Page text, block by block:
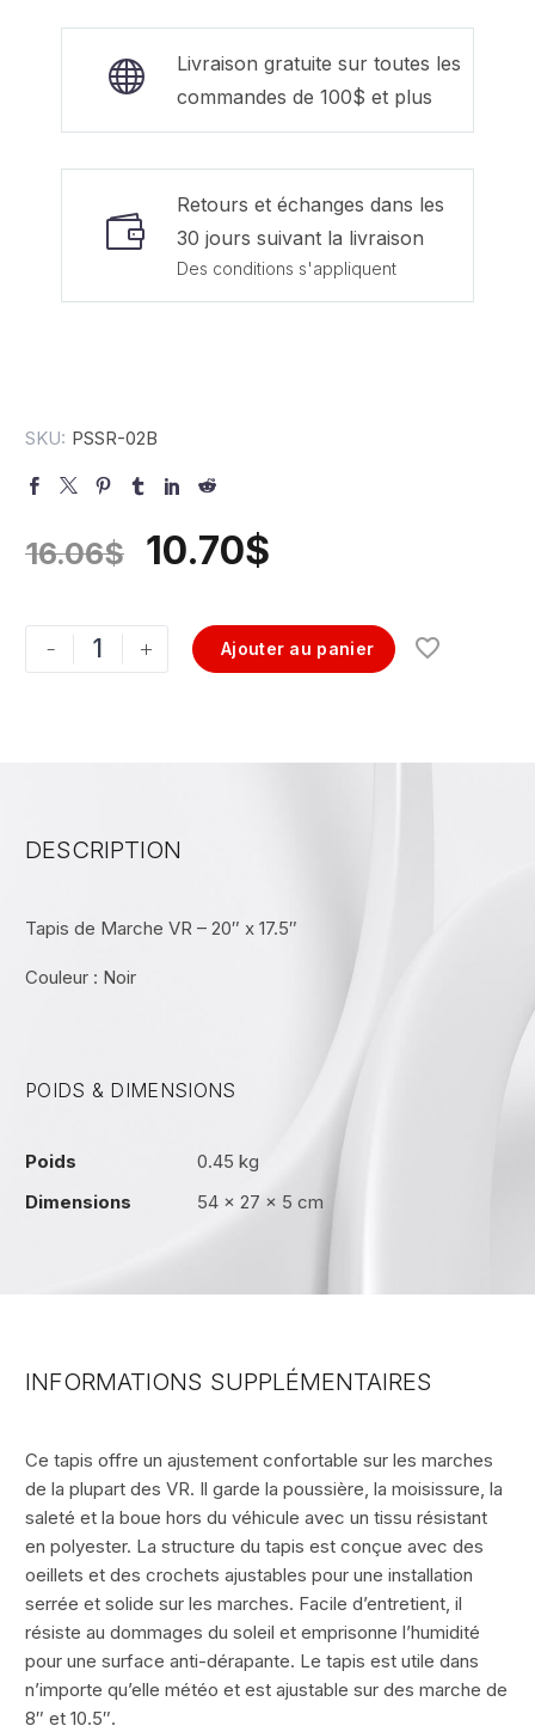
Livraison gratuite sur toutes les
commandes de 100$ et plus
Retours et échanges dans les
30 jours suivant la livraison
Des conditions s'appliquent
SKU: PSSR-02B
16.06$ 10.70$
- + Ajouter au panier
DESCRIPTION
Tapis de Marche VR – 20″ x 17.5″
Couleur : Noir
POIDS & DIMENSIONS
Poids
0.45 kg
Dimensions
54 × 27 × 5 cm
INFORMATIONS SUPPLÉMENTAIRES
Ce tapis offre un ajustement confortable sur les marches
de la plupart des VR. Il garde la poussière, la moisissure, la
saleté et la boue hors du véhicule avec un tissu résistant
en polyester. La structure du tapis est conçue avec des
oeillets et des crochets ajustables pour une installation
serrée et solide sur les marches. Facile d’entretient, il
résiste au dommages du soleil et emprisonne l’humidité
pour une surface anti-dérapante. Le tapis est utile dans
n’importe qu’elle météo et est ajustable sur des marche de
8″ et 10.5″.